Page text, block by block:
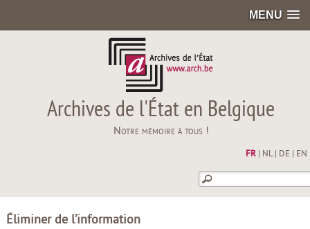
MENU
Archives de l'État en Belgique
Notre mémoire à tous !
FR| NL| DE EN
Éliminer de l’information